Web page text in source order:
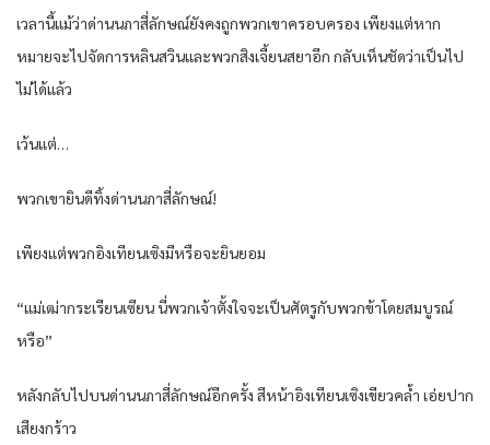
เวลานี้แม้ว่าด่านนภาสี่ลักษณ์ยังคงถูกพวกเขาครอบครอง เพียงแต่หาก
หมายจะไปจัดการหลินสวินและพวกสิงเจี้ยนสยาอีก กลับเห็นชัดว่าเป็นไป
ไม่ได้แล้ว
เว้นแต่…
พวกเขายินดีทิ้งด่านนภาสี่ลักษณ์!
เพียงแต่พวกอิงเทียนเซิงมีหรือจะยินยอม
“แม่เฒ่ากระเรียนเซียน นี่พวกเจ้าตั้งใจจะเป็นศัตรูกับพวกข้าโดยสมบูรณ์
หรือ”
หลังกลับไปบนด่านนภาสี่ลักษณ์อีกครั้ง สีหน้าอิงเทียนเซิงเขียวคล้ำ เอ่ยปาก
เสียงกร้าว